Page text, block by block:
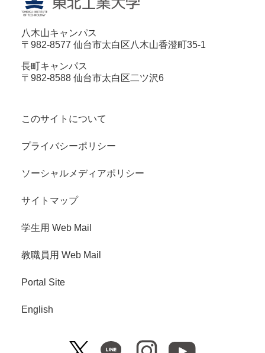
八木山キャンパス
〒982-8577 仙台市太白区八木山香澄町35-1
長町キャンパス
〒982-8588 仙台市太白区二ツ沢6
このサイトについて
プライバシーポリシー
ソーシャルメディアポリシー
サイトマップ
学生用 Web Mail
教職員用 Web Mail
Portal Site
English